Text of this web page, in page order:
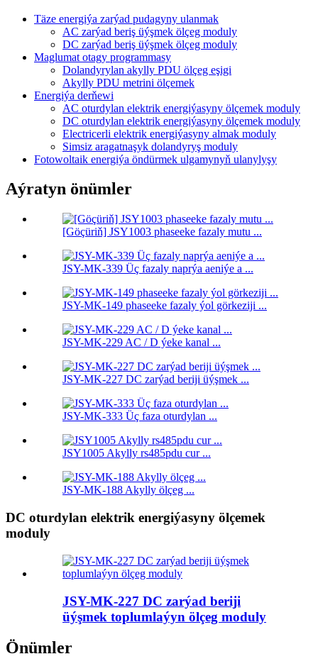
Täze energiýa zarýad pudagyny ulanmak
AC zarýad beriş üýşmek ölçeg moduly
DC zarýad beriş üýşmek ölçeg moduly
Maglumat otagy programmasy
Dolandyrylan akylly PDU ölçeg eşigi
Akylly PDU metrini ölçemek
Energiýa derňewi
AC oturdylan elektrik energiýasyny ölçemek moduly
DC oturdylan elektrik energiýasyny ölçemek moduly
Electricerli elektrik energiýasyny almak moduly
Simsiz aragatnaşyk dolandyryş moduly
Fotowoltaik energiýa öndürmek ulgamynyň ulanylyşy
Aýratyn önümler
[Göçüriň] JSY1003 phaseeke fazaly mutu ...
JSY-MK-339 Üç fazaly naprýa aeniýe a ...
JSY-MK-149 phaseeke fazaly ýol görkeziji ...
JSY-MK-229 AC / D ýeke kanal ...
JSY-MK-227 DC zarýad beriji üýşmek ...
JSY-MK-333 Üç faza oturdylan ...
JSY1005 Akylly rs485pdu cur ...
JSY-MK-188 Akylly ölçeg ...
DC oturdylan elektrik energiýasyny ölçemek
moduly
JSY-MK-227 DC zarýad beriji
üýşmek toplumlaýyn ölçeg moduly
Önümler